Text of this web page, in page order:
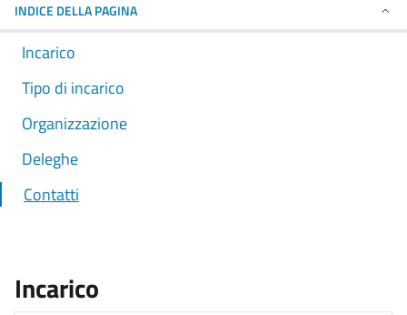
INDICE DELLA PAGINA
Incarico
Tipo di incarico
Organizzazione
Deleghe
Contatti
Incarico